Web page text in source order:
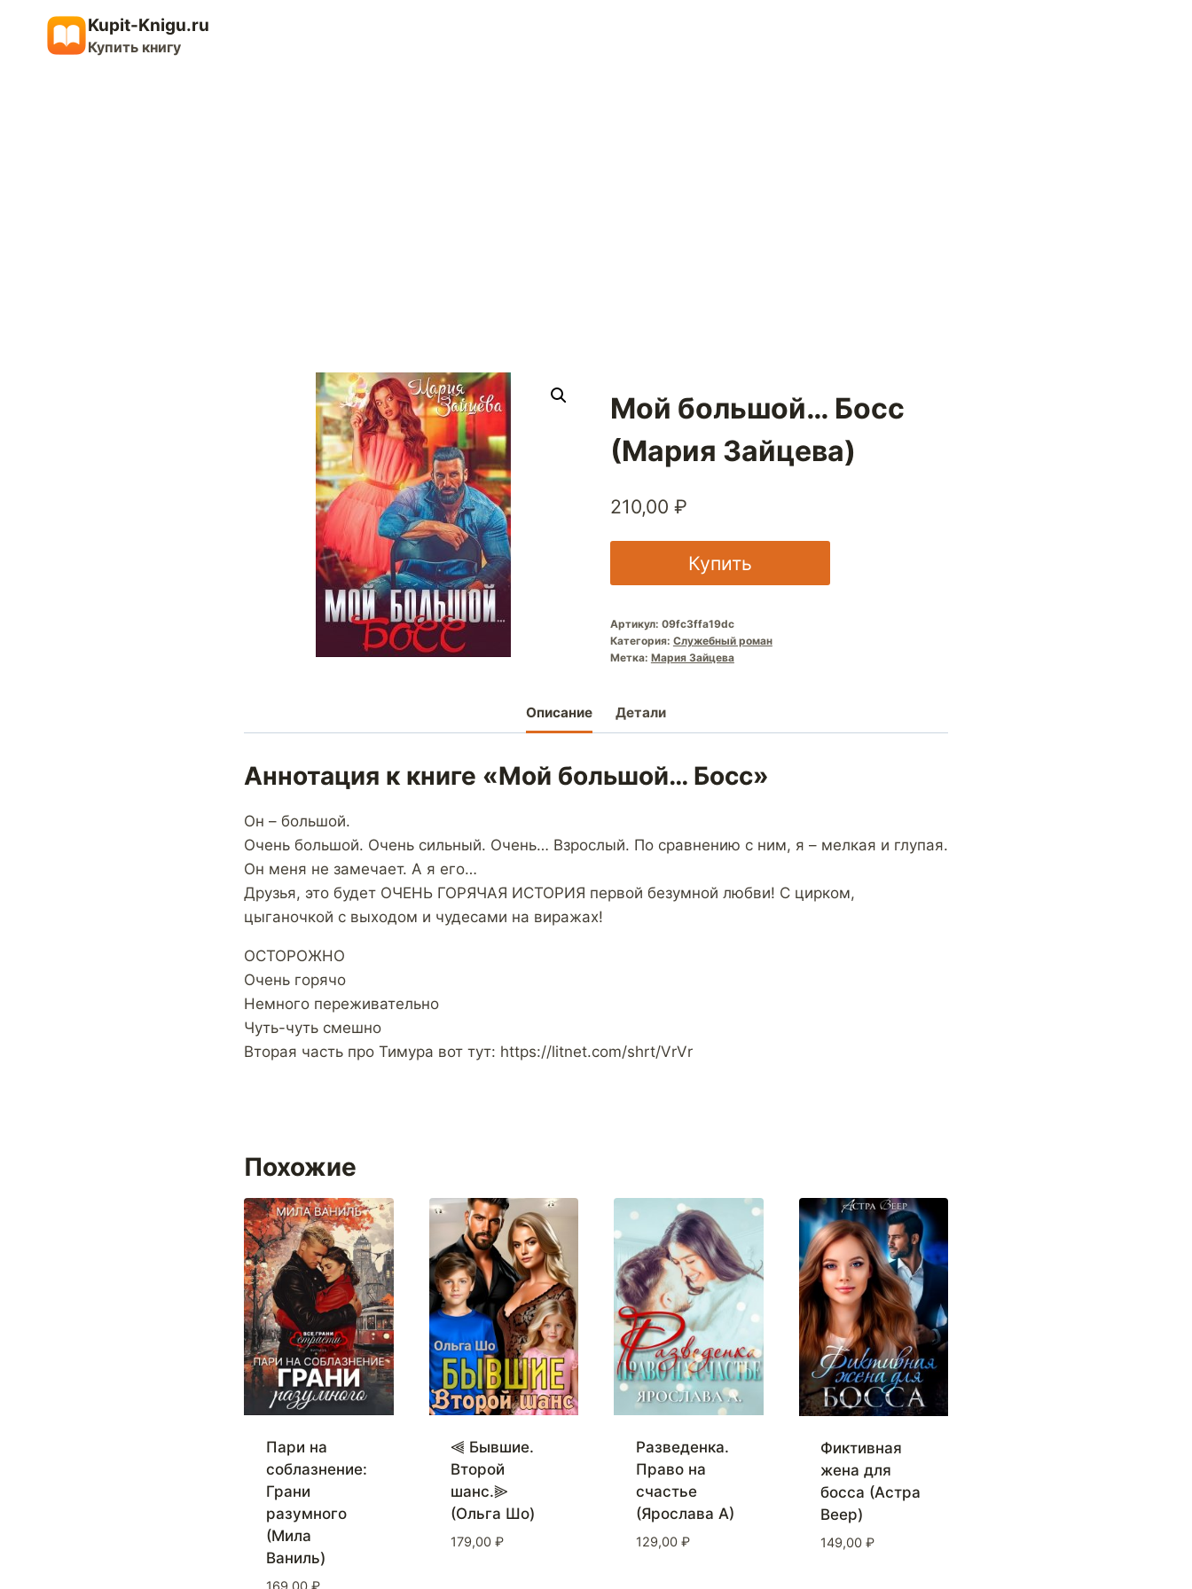
содержимому
Kupit-Knigu.ru
Купить книгу
Мой большой… Босс
(Мария Зайцева)
210,00 ₽
Купить
Артикул: 09fc3ffa19dc
Категория: Служебный роман
Метка: Мария Зайцева
Описание Детали
Аннотация к книге «Мой большой… Босс»
Он – большой.
Очень большой. Очень сильный. Очень… Взрослый. По сравнению с ним, я – мелкая и глупая.
Он меня не замечает. А я его…
Друзья, это будет ОЧЕНЬ ГОРЯЧАЯ ИСТОРИЯ первой безумной любви! С цирком,
цыганочкой с выходом и чудесами на виражах!
ОСТОРОЖНО
Очень горячо
Немного переживательно
Чуть-чуть смешно
Вторая часть про Тимура вот тут: https://litnet.com/shrt/VrVr
Похожие
Пари на
соблазнение:
Грани
разумного
(Мила
Ваниль)
⫷ Бывшие.
Второй
шанс.⫸
(Ольга Шо)
179,00 ₽
Разведенка.
Право на
счастье
(Ярослава А)
129,00 ₽
Фиктивная
жена для
босса (Астра
Веер)
149,00 ₽